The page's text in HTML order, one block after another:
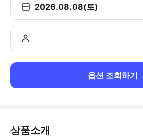
2026.08.08(토)
옵션 조회하기
상품소개